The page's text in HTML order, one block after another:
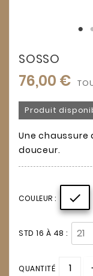
SOSSO
76,00 €
Produit
Une chaussure
douceur.
COULEUR : 
STD 16 À 48 :
QUANTITÉ